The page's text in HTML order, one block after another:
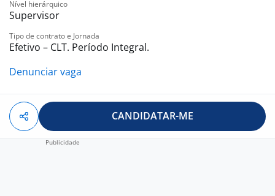
Nível hierárquico
Supervisor
Tipo de contrato e Jornada
Efetivo – CLT. Período Integral.
Denunciar vaga
CANDIDATAR-ME